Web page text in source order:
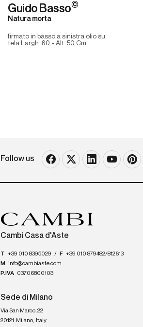
Guido Basso©
Natura morta
firmato in basso a sinistra olio su
tela Largh. 60 - Alt. 50 Cm
Follow us
Cambi Casa d'Aste
T +39 010 8395029 / F +39 010 879482/812613
M
info@cambiaste.com
P.IVA 03706800103
Sede di Milano
Via San Marco, 22
20121 Milano, Italy